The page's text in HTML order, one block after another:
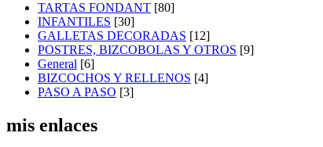
TARTAS FONDANT [80]
INFANTILES [30]
GALLETAS DECORADAS [12]
POSTRES, BIZCOBOLAS Y OTROS [9]
General [6]
BIZCOCHOS Y RELLENOS [4]
PASO A PASO [3]
mis enlaces